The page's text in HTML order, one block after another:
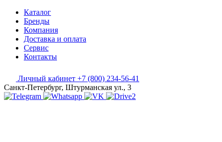
Каталог
Бренды
Компания
Доставка и оплата
Сервис
Контакты
Личный кабинет +7 (800) 234-56-41
Санкт-Петербург, Штурманская ул., 3